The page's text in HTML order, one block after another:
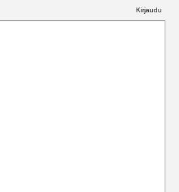
Kirjaudu